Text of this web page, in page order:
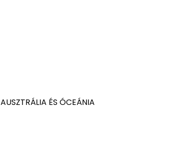
AUSZTRÁLIA ÉS ÓCEÁNIA